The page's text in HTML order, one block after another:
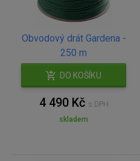
Obvodový drát Gardena -
250 m
DO KOŠÍKU
4 490 Kč s DPH
skladem